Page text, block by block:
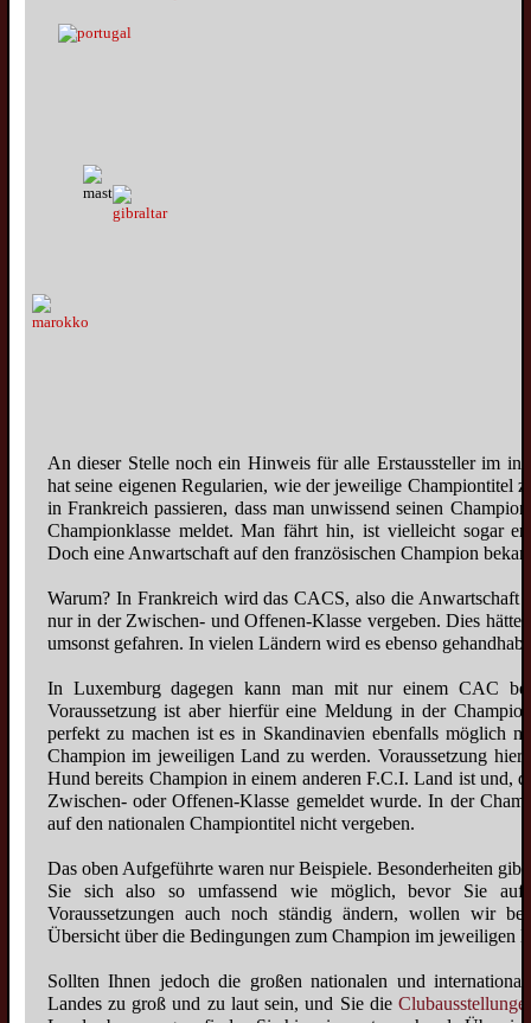
An dieser Stelle noch ein Hinweis für alle Erstaussteller im
hat seine eigenen Regularien, wie der jeweilige Championtitel
in Frankreich passieren, dass man unwissend seinen
Championklasse meldet. Man fährt hin, ist vielleicht sogar
Doch eine Anwartschaft auf den französischen Champion
Warum? In Frankreich wird das CACS, also die Anwartschaft
nur in der Zwischen- und Offenen-Klasse vergeben. Dies hätte
umsonst gefahren. In vielen Ländern wird es ebenso
In Luxemburg dagegen kann man mit nur einem CAC
Voraussetzung ist aber hierfür eine Meldung in der
perfekt zu machen ist es in Skandinavien ebenfalls möglich
Champion im jeweiligen Land zu werden. Voraussetzung hier
Hund bereits Champion in einem anderen F.C.I. Land ist und,
Zwischen- oder Offenen-Klasse gemeldet wurde. In der
auf den nationalen Championtitel nicht vergeben.
Das oben Aufgeführte waren nur Beispiele. Besonderheiten
Sie sich also so umfassend wie möglich, bevor Sie
Voraussetzungen auch noch ständig ändern, wollen wir
Übersicht über die Bedingungen zum Champion im jeweiligen
Sollten Ihnen jedoch die großen nationalen und
Landes zu groß und zu laut sein, und Sie die
Vorstand
Ziele
2009
Großspitzwelpen
Mittelspitzwelpen
Junghunde
Kleinspitzjunghunde
Zwergspitzjunghunde
Züchter
Großspitzzüchter
Mittelspitzzüchter
Kleinspitzzüchter
Zwergspitzzüchter
Züchtervorstellung
Deckrüden
Wolfsspitzdeckrüden
Großspitzdeckrüden
Mittelspitzdeckrüden
Kleinspitzdeckrüden
Zwergspitzdeckrüden
Deckrüdenvorstellung
Rassestandard
Wolfsspitzbilder
Großspitzbilder
Mittelspitzbilder
Kleinspitzbilder
Zwergspitzbilder